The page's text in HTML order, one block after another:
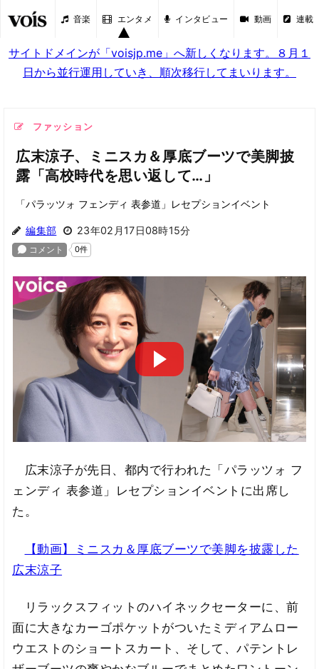
音楽 エンタメ インタビュー 動画 連載
サイトドメインが「voisjp.me」へ新しくなります。８月１
日から並行運用していき、順次移行してまいります。
ファッション
広末涼子、ミニスカ＆厚底ブーツで美脚披
露「高校時代を思い返して…」
「パラッツォ フェンディ 表参道」レセプションイベント
編集部 23年02月17日08時15分
広末涼子が先日、都内で行われた「パラッツォ フ
ェンディ 表参道」レセプションイベントに出席し
た。
【動画】ミニスカ＆厚底ブーツで美脚を披露した
広末涼子
リラックスフィットのハイネックセーターに、前
面に大きなカーゴポケットがついたミディアムロー
ウエストのショートスカート、そして、パテントレ